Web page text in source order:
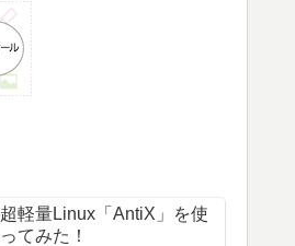
超軽量Linux「AntiX」を使
ってみた！